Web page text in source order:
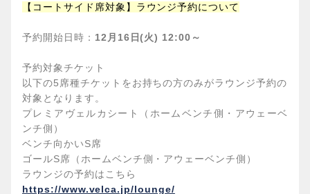
【コートサイド席対象】ラウンジ予約について
予約開始日時： 12月16日(火) 12:00～
予約対象チケット
以下の5席種チケットをお持ちの方のみがラウンジ予約の
対象となります。
プレミアヴェルカシート（ホームベンチ側・アウェーベ
ンチ側）
ベンチ向かいS席
ゴールS席（ホームベンチ側・アウェーベンチ側）
ラウンジの予約はこちら
https://www.velca.jp/lounge/